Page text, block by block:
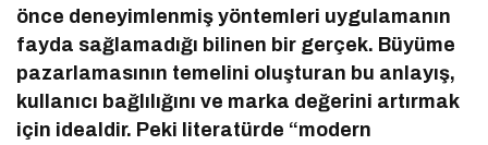
önce deneyimlenmiş yöntemleri uygulamanın
fayda sağlamadığı bilinen bir gerçek. Büyüme
pazarlamasının temelini oluşturan bu anlayış,
kullanıcı bağlılığını ve marka değerini artırmak
için idealdir. Peki literatürde “modern